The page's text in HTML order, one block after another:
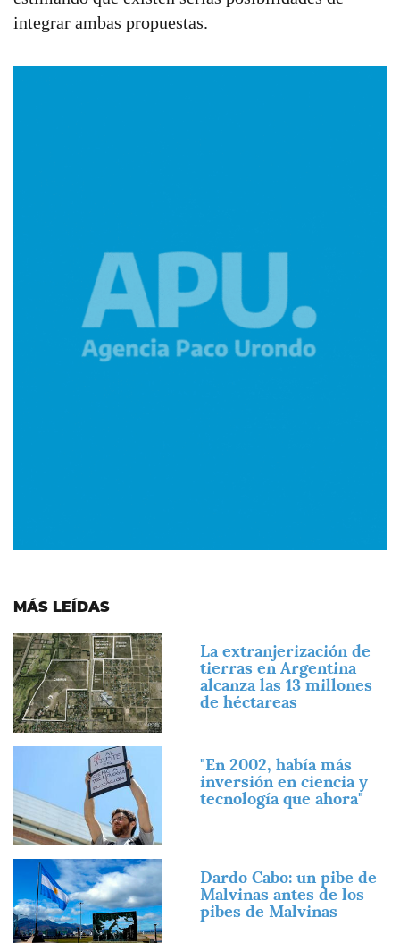
integrar ambas propuestas.
MÁS LEÍDAS
Imagen
La extranjerización de
tierras en Argentina
alcanza las 13 millones
de héctareas
"En 2002, había más
inversión en ciencia y
tecnología que ahora"
Imagen
Dardo Cabo: un pibe de
Malvinas antes de los
pibes de Malvinas